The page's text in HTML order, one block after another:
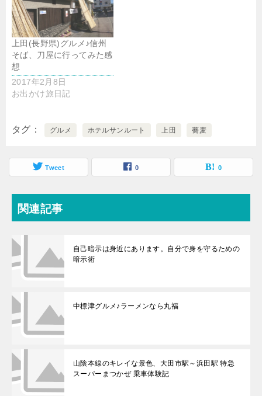
上田(長野県)グルメ♪信州
そば、刀屋に行ってみた感
想
2017年2月8日
お出かけ旅日記
タグ グルメ ホテルサンルート 上田 蕎麦
Tweet 0 0
関連記事
自己暗示は身近にあります。自分で身を守るための
暗示術
中標津グルメ♪ラーメンなら丸福
山陰本線のキレイな景色、大田市駅～浜田駅 特急
スーパーまつかぜ 乗車体験記